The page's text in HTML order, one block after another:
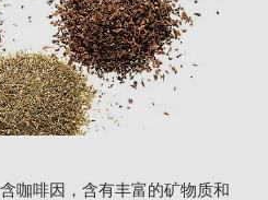
咖啡因，含有丰富的矿物质和